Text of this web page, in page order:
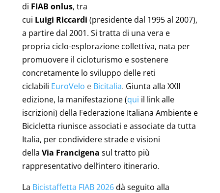
di FIAB onlus, tra
cui Luigi Riccardi (presidente dal 1995 al 2007),
a partire dal 2001. Si tratta di una vera e
propria ciclo-esplorazione collettiva, nata per
promuovere il cicloturismo e sostenere
concretamente lo sviluppo delle reti
ciclabili EuroVelo e Bicitalia. Giunta alla XXII
edizione, la manifestazione (qui il link alle
iscrizioni) della Federazione Italiana Ambiente e
Bicicletta riunisce associati e associate da tutta
Italia, per condividere strade e visioni
della Via Francigena sul tratto più
rappresentativo dell’intero itinerario.
La Bicistaffetta FIAB 2026dà seguito alla